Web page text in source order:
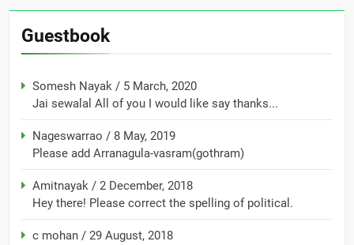
Guestbook
Somesh Nayak / 5 March, 2020
Jai sewalal All of you I would like say thanks...
Nageswarrao / 8 May, 2019
Please add Arranagula-vasram(gothram)
Amitnayak / 2 December, 2018
Hey there! Please correct the spelling of political.
c mohan / 29 August, 2018